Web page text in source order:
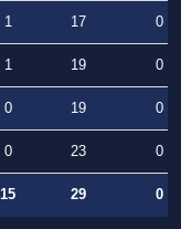
1 17
0
1 19
0
0 19
0
0 23
0
15 29
0